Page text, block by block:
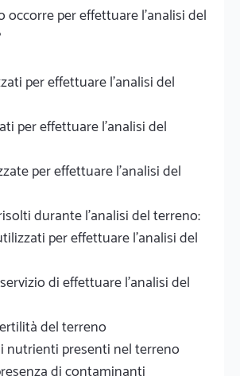
occorre per effettuare l'analisi del
per effettuare l'analisi del
per effettuare l'analisi del
per effettuare l'analisi del
durante l'analisi del terreno:
per effettuare l'analisi del
di effettuare l'analisi del
del terreno
nutrienti presenti nel terreno